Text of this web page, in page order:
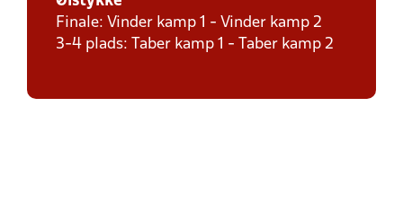
Finale: Vinder kamp 1 - Vinder kamp 2
3-4 plads: Taber kamp 1 - Taber kamp 2